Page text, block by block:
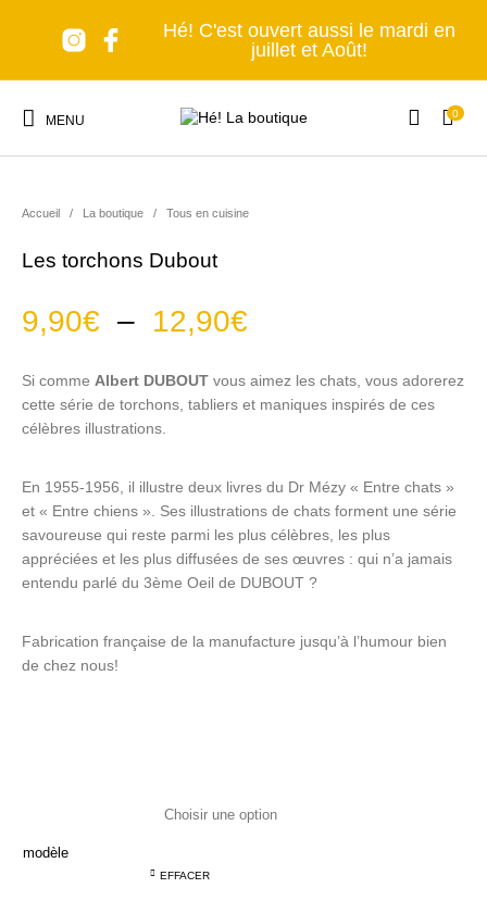
Hé! C'est ouvert aussi le mardi en
juillet et Août!
MENU 0
Nomade forever
plaît!
C'est déco!
être
Hé! les T-shirts Le mobilier
Accueil / La boutique / Tous en cuisine
Les torchons Dubout
9,90€ – 12,90€
Si commeAlbert DUBOUTvous aimez les chats, vous adorerez
cette série de torchons, tabliers et maniques inspirés de ces
célèbres illustrations.
En 1955-1956, il illustre deux livres du Dr Mézy « Entre chats »
et « Entre chiens ». Ses illustrations de chats forment une série
savoureuse qui reste parmi les plus célèbres, les plus
appréciées et les plus diffusées de ses œuvres : qui n’a jamais
entendu parlé du 3ème Oeil de DUBOUT ?
Fabrication française de la manufacture jusqu’à l’humour bien
de chez nous!
modèle
EFFACER